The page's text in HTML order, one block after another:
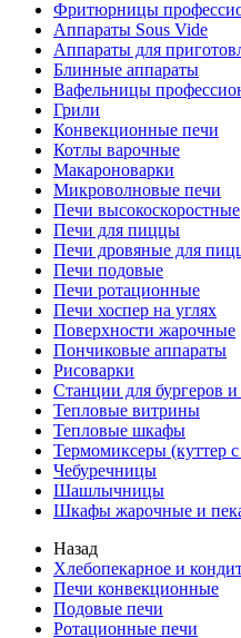
Фритюрницы
Аппараты Sous Vide
Аппараты для
Блинные аппараты
Вафельницы
Грили
Конвекционные печи
Котлы варочные
Макароноварки
Микроволновые печи
Печи высокоскоростные
Печи для пиццы
Печи дровяные для
Печи подовые
Печи ротационные
Печи хоспер на углях
Поверхности жарочные
Пончиковые аппараты
Рисоварки
Станции для бургеров и
Тепловые витрины
Тепловые шкафы
Термомиксеры (куттер
Чебуречницы
Шашлычницы
Шкафы жарочные и
Назад
Хлебопекарное и
Печи конвекционные
Подовые печи
Ротационные печи